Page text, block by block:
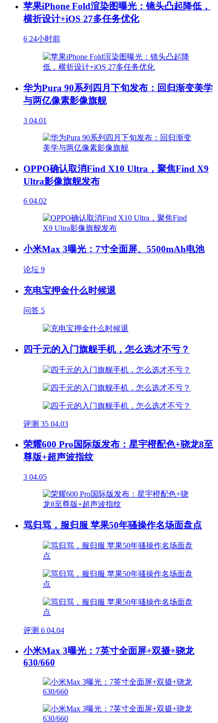
苹果iPhone Fold渲染图曝光：镜头凸起降低，
横折设计+iOS 27多任务优化
6 24小时前
华为Pura 90系列四月下旬发布：回归渐变美学
与两亿像素影像旗舰
3 04.01
OPPO确认取消Find X10 Ultra，聚焦Find X9
Ultra影像旗舰发布
6 04.02
小米Max 3曝光：7寸全面屏、5500mAh电池
论坛 9
充电宝押金什么时候退
问答 5
四千元的入门旗舰手机，怎么选才不亏？
评测 35 04.03
荣耀600 Pro国际版发布：星宇橙配色+骁龙8至
尊版+超声波指纹
3 04.05
骂归骂，服归服 苹果50年骚操作名场面盘点
评测 6 04.04
小米Max 3曝光：7英寸全面屏+双摄+骁龙
630/660